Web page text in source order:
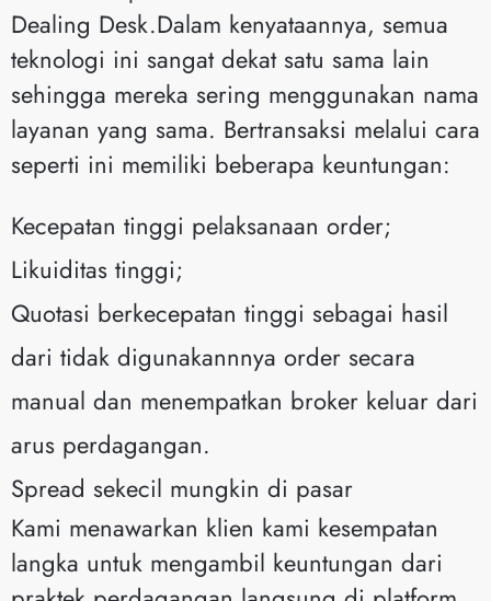
Dealing Desk.Dalam kenyataannya, semua
teknologi ini sangat dekat satu sama lain
sehingga mereka sering menggunakan nama
layanan yang sama. Bertransaksi melalui cara
seperti ini memiliki beberapa keuntungan:
Kecepatan tinggi pelaksanaan order;
Likuiditas tinggi;
Quotasi berkecepatan tinggi sebagai hasil
dari tidak digunakannnya order secara
manual dan menempatkan broker keluar dari
arus perdagangan.
Spread sekecil mungkin di pasar
Kami menawarkan klien kami kesempatan
langka untuk mengambil keuntungan dari